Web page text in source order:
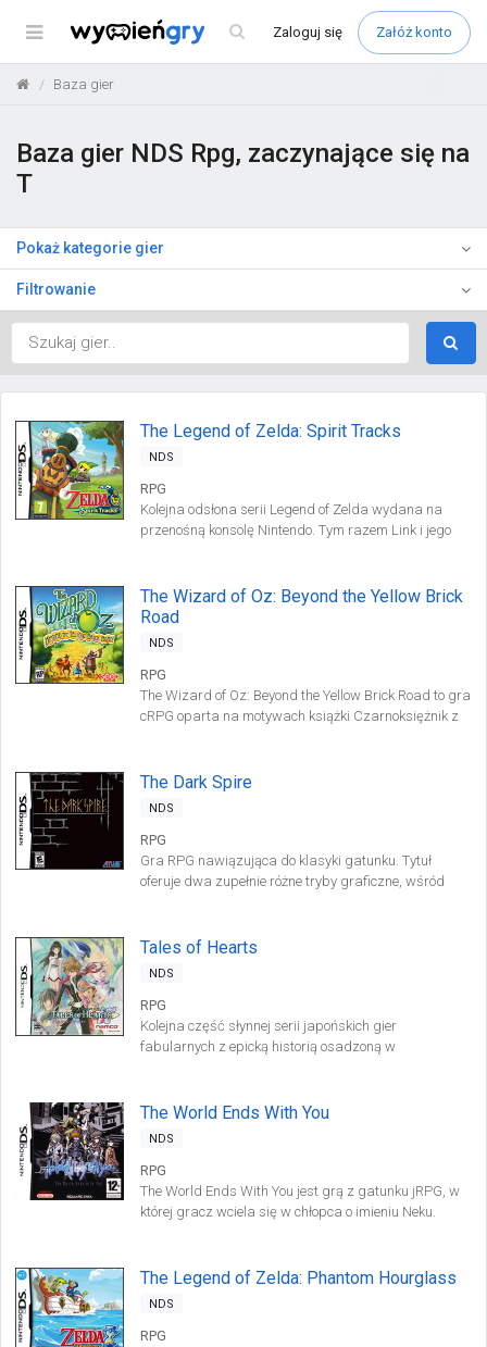
Menu Zaloguj się Załóż konto
Baza gier
Baza gier NDS Rpg, zaczynające się na
T
Pokaż kategorie gier
Filtrowanie
The Legend of Zelda: Spirit Tracks
NDS
RPG
Kolejna odsłona serii Legend of Zelda wydana na
przenośną konsolę Nintendo. Tym razem Link i jego
świecie.
The Wizard of Oz: Beyond the Yellow Brick
Road
NDS
RPG
The Wizard of Oz: Beyond the Yellow Brick Road to gra
cRPG oparta na motywach książki Czarnoksiężnik z
The Dark Spire
NDS
RPG
Gra RPG nawiązująca do klasyki gatunku. Tytuł
oferuje dwa zupełnie różne tryby graficzne, wśród
Tales of Hearts
NDS
RPG
Kolejna część słynnej serii japońskich gier
fabularnych z epicką historią osadzoną w
straszną chorobą, która niszczy ich serca.
The World Ends With You
NDS
RPG
The World Ends With You jest grą z gatunku jRPG, w
której gracz wciela się w chłopca o imieniu Neku.
mieszkańców.
The Legend of Zelda: Phantom Hourglass
NDS
RPG